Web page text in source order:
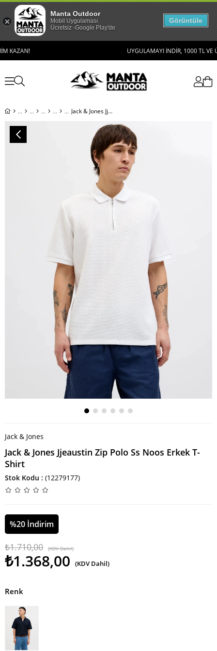
UYGULAMAYI İNDİR, 1000 TL VE
Jack & Jones Jjeaustin Zip Polo Ss Noos Erkek T-Shirt
Jack & Jones
Jack & Jones Jjeaustin Zip Polo Ss Noos Erkek T-
Shirt
Stok Kodu (12279177)
%20 İndirim
₺1.710,00 (KDV Dahil)
₺1.368,00 (KDV Dahil)
Renk
Manta Outdoor
Mobil Uygulaması
Ücretsiz -Google Play'de
Görüntüle